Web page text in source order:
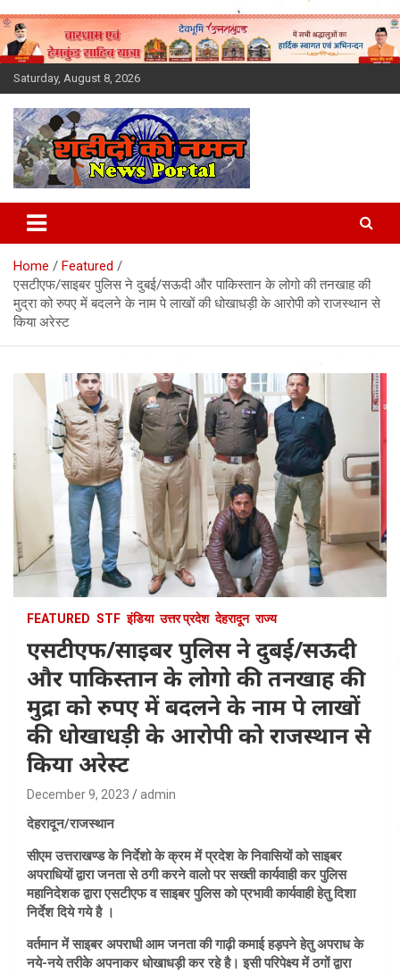
Skip
to
content
Saturday, August 8, 2026
Latest News Today, Breaking
News, Uttarakhand News in
Hindi
Home
Featured
एसटीएफ/साइबर पुलिस ने दुबई/सऊदी और पाकिस्तान के लोगो की तनखाह की
मुद्रा को रुपए में बदलने के नाम पे लाखों की धोखाधड़ी के आरोपी को राजस्थान से
किया अरेस्ट
FEATURED STF इंडिया उत्तर प्रदेश देहरादून राज्य
एसटीएफ/साइबर पुलिस ने दुबई/सऊदी
और पाकिस्तान के लोगो की तनखाह की
मुद्रा को रुपए में बदलने के नाम पे लाखों
की धोखाधड़ी के आरोपी को राजस्थान से
किया अरेस्ट
December 9, 2023 admin
देहरादून/राजस्थान
सीएम उत्तराखण्ड के निर्देशो के क्रम में प्रदेश के निवासियों को साइबर
अपराधियों द्वारा जनता से ठगी करने वालो पर सख्ती कार्यवाही कर पुलिस
महानिदेशक द्वारा एसटीएफ व साइबर पुलिस को प्रभावी कार्यवाही हेतु दिशा
निर्देश दिये गये है ।
वर्तमान में साइबर अपराधी आम जनता की गाढ़ी कमाई हड़पने हेतु अपराध के
नये-नये तरीके अपनाकर धोखाधड़ी कर रहे है। इसी परिपेक्ष्य में ठगों द्वारा